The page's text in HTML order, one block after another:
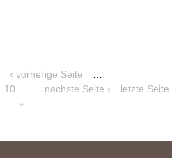
‹ vorherige Seite
10 nächste Seite ›
letzte Seite
»